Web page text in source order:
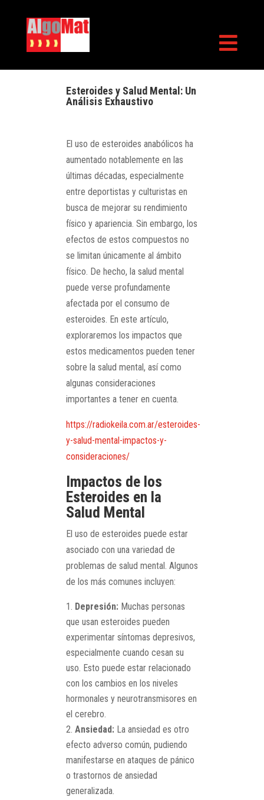

Esteroides y Salud Mental: Un
Análisis Exhaustivo
El uso de esteroides anabólicos ha
aumentado notablemente en las
últimas décadas, especialmente
entre deportistas y culturistas en
busca de mejorar su rendimiento
físico y apariencia. Sin embargo, los
efectos de estos compuestos no
se limitan únicamente al ámbito
físico. De hecho, la salud mental
puede verse profundamente
afectada por el consumo de
esteroides. En este artículo,
exploraremos los impactos que
estos medicamentos pueden tener
sobre la salud mental, así como
algunas consideraciones
importantes a tener en cuenta.
https://radiokeila.com.ar/esteroides-
y-salud-mental-impactos-y-
consideraciones/
Impactos de los
Esteroides en la
Salud Mental
El uso de esteroides puede estar
asociado con una variedad de
problemas de salud mental. Algunos
de los más comunes incluyen:
Depresión: Muchas personas
que usan esteroides pueden
experimentar síntomas depresivos,
especialmente cuando cesan su
uso. Esto puede estar relacionado
con los cambios en los niveles
hormonales y neurotransmisores en
el cerebro.
Ansiedad: La ansiedad es otro
efecto adverso común, pudiendo
manifestarse en ataques de pánico
o trastornos de ansiedad
generalizada.